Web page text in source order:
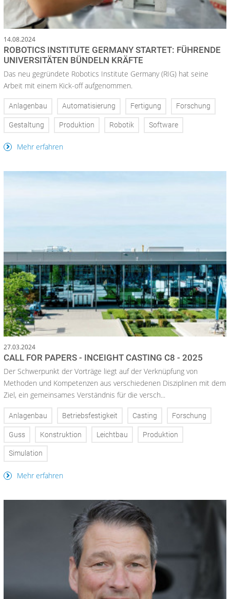
14.08.2024
ROBOTICS INSTITUTE GERMANY STARTET: FÜHRENDE
UNIVERSITÄTEN BÜNDELN KRÄFTE
Das neu gegründete Robotics Institute Germany (RIG) hat seine
Arbeit mit einem Kick-off aufgenommen.
Anlagenbau Automatisierung Fertigung Forschung
Gestaltung Produktion Robotik Software
Mehr erfahren
27.03.2024
CALL FOR PAPERS - INCEIGHT CASTING C8 - 2025
Der Schwerpunkt der Vorträge liegt auf der Verknüpfung von
Methoden und Kompetenzen aus verschiedenen Disziplinen mit dem
Ziel, ein gemeinsames Verständnis für die versch...
Anlagenbau Betriebsfestigkeit Casting Forschung
Guss Konstruktion Leichtbau Produktion
Simulation
Mehr erfahren